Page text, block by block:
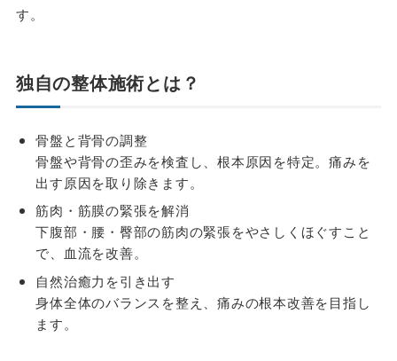
す。
独自の整体施術とは？
骨盤と背骨の調整
骨盤や背骨の歪みを検査し、根本原因を特定。痛みを
出す原因を取り除きます。
筋肉・筋膜の緊張を解消
下腹部・腰・臀部の筋肉の緊張をやさしくほぐすこと
で、血流を改善。
自然治癒力を引き出す
身体全体のバランスを整え、痛みの根本改善を目指し
ます。